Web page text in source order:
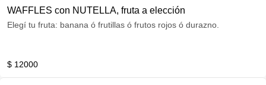
WAFFLES con NUTELLA, fruta a elección
Elegí tu fruta: banana ó frutillas ó frutos rojos ó durazno.
$ 12000